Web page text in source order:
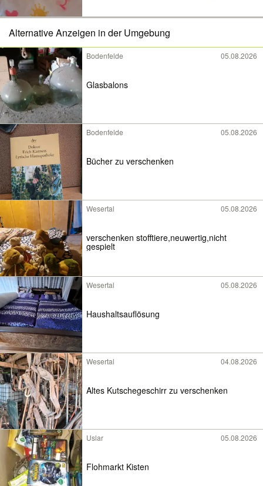
Alternative Anzeigen in der Umgebung
Bodenfelde 05.08.2026
Glasbalons
Bodenfelde 05.08.2026
Bücher zu verschenken
Wesertal 05.08.2026
verschenken stofftiere,neuwertig,nicht
gespielt
Wesertal 05.08.2026
Haushaltsauflösung
Wesertal 04.08.2026
Altes Kutschegeschirr zu verschenken
Uslar 05.08.2026
Flohmarkt Kisten